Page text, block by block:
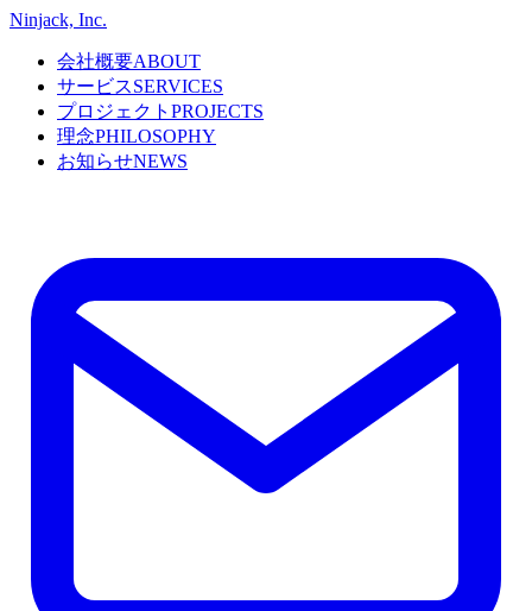
Ninjack, Inc.
会社概要ABOUT
サービスSERVICES
プロジェクト PROJECTS
理念PHILOSOPHY
お知らせNEWS